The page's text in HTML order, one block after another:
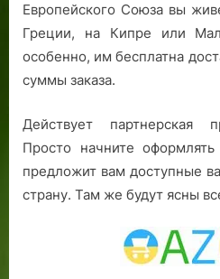
Европейского Союза вы
Греции, на Кипре или
особенно, им бесплатна
суммы заказа.
Действует партнерская
Просто начните
предложит вам доступные
страну. Там же будут ясны